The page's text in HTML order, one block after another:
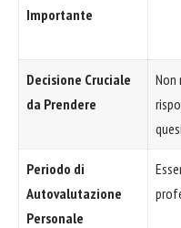
Importante
Decisione Cruciale
da Prendere
Non
Periodo di
Autovalutazione
Personale